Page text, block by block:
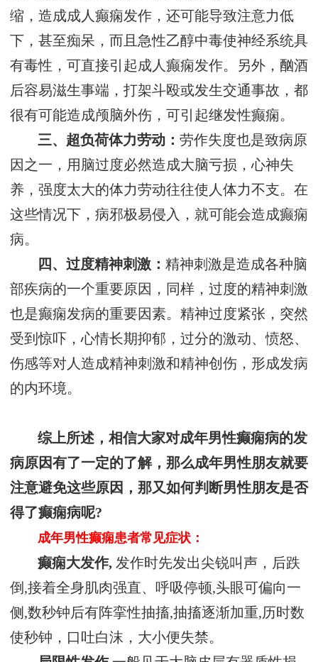
缩，造成成人癫痫发作，还可能导致注意力低
下，甚至痴呆，而且急性乙醇中毒使神经系统具
有毒性，可直接引起成人癫痫发作。另外，酗酒
后容易滋生事端，打架斗殴或发生交通事故，都
很有可能造成颅脑外伤，可引起继发性癫痫。
三、超负荷体力劳动：劳作失度也是致病原
因之一，用脑过度必然造成大脑亏损，心神失
养，强度太大的体力劳动往往使人体力不支。在
这些情况下，病邪极易侵入，就可能会造成癫痫
病。
四、过度精神刺激：精神刺激是造成各种脑
部疾病的一个重要原因，同样，过度的精神刺激
也是癫痫发病的重要因素。精神过度紧张，突然
受到惊吓，心情长期抑郁，过分的激动、愤怒、
伤感等对人造成精神刺激和精神创伤，形成发病
的内环境。
综上所述，相信大家对成年男性癫痫病的发
病原因有了一定的了解，那么成年男性朋友就要
注意避免这些原因，那又如何判断男性朋友是否
得了癫痫病呢?
成年男性癫痫患者常见症状：
癫痫大发作, 发作时先发出尖锐叫声，后跌
倒,接着全身肌肉强直、呼吸停顿,头眼可偏向一
侧,数秒钟后有阵挛性抽搐,抽搐逐渐加重,历时数
使秒钟，口吐白沫，大小便失禁。